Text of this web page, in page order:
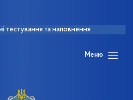
тестування та наповнення
Меню